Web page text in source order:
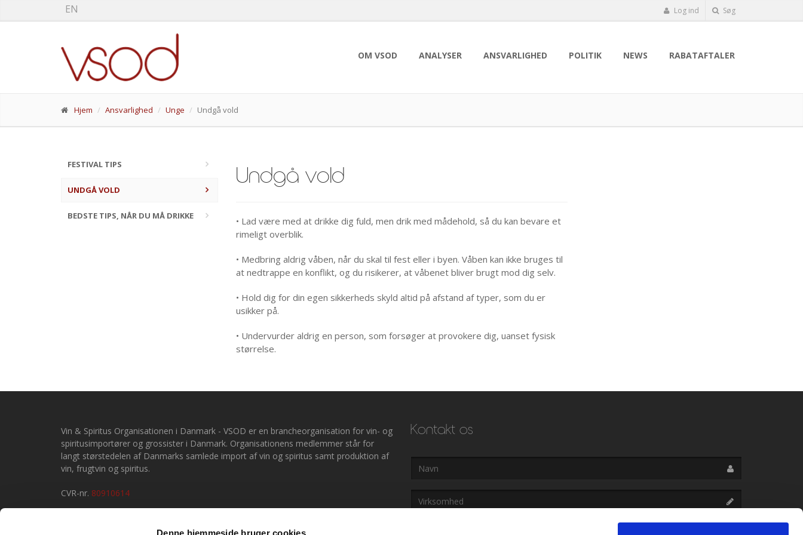
Denne hjemmeside bruger cookies
EN Log ind Søg
OM VSOD ANALYSER ANSVARLIGHED POLITIK NEWS RABATAFTALER
Hjem Ansvarlighed Unge Undgå vold
FESTIVAL TIPS
UNDGÅ VOLD
BEDSTE TIPS, NÅR DU MÅ DRIKKE
Undgå vold
• Lad være med at drikke dig fuld, men drik med mådehold, så du kan bevare et
rimeligt overblik.
• Medbring aldrig våben, når du skal til fest eller i byen. Våben kan ikke bruges til
at nedtrappe en konflikt, og du risikerer, at våbenet bliver brugt mod dig selv.
• Hold dig for din egen sikkerheds skyld altid på afstand af typer, som du er
usikker på.
• Undervurder aldrig en person, som forsøger at provokere dig, uanset fysisk
størrelse.
Vin & Spiritus Organisationen i Danmark - VSOD er en brancheorganisation for vin- og
spiritusimportører og grossister i Danmark. Organisationens medlemmer står for
langt størstedelen af Danmarks samlede import af vin og spiritus samt produktion af
vin, frugtvin og spiritus.
CVR-nr. 80910614
Kontakt os